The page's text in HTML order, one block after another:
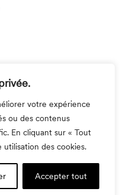
votre expérience
ou des contenus
En cliquant sur « Tout
des cookies.
Accepter tout